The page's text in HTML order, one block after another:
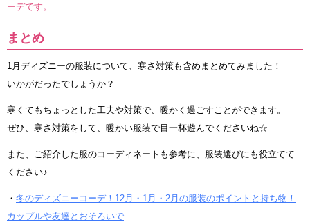
ーデです。
まとめ
1月ディズニーの服装について、寒さ対策も含めまとめてみました！
いかがだったでしょうか？
寒くてもちょっとした工夫や対策で、暖かく過ごすことができます。
ぜひ、寒さ対策をして、暖かい服装で目一杯遊んでくださいね☆
また、ご紹介した服のコーディネートも参考に、服装選びにも役立てて
ください♪
・ 冬のディズニーコーデ！12月・1月・2月の服装のポイントと持ち物！
カップルや友達とおそろいで